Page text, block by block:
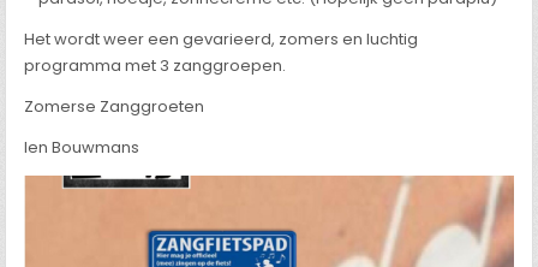
Het wordt weer een gevarieerd, zomers en luchtig
programma met 3 zanggroepen.
Zomerse Zanggroeten
Ien Bouwmans